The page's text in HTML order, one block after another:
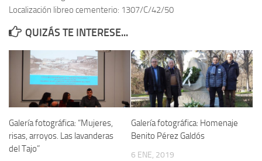
Memoria Histórica
Investigación previa de la represión en Talavera de la Reina (1937-
1947).
Informe Represión en Toledo 1936-1947 | Buscador
Informe de la fosa de abril de 1939 de Tembleque
Enciclopedia Republicana
Militantes históricos IR
Localización libreo cementerio: 1307/C/42/50
QUIZÁS TE INTERESE...
Galería fotográfica: “Mujeres,
risas, arroyos. Las lavanderas
del Tajo”
Galería fotográfica: Homenaje
Benito Pérez Galdós
6 ENE, 2019